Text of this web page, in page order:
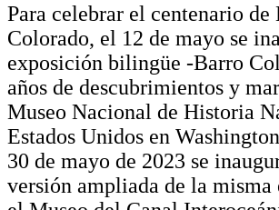
Para celebrar el centenario de
Colorado, el 12 de mayo se
exposición bilingüe -Barro
años de descubrimientos y
Museo Nacional de Historia
Estados Unidos en
30 de mayo de 2023 se
versión ampliada de la misma